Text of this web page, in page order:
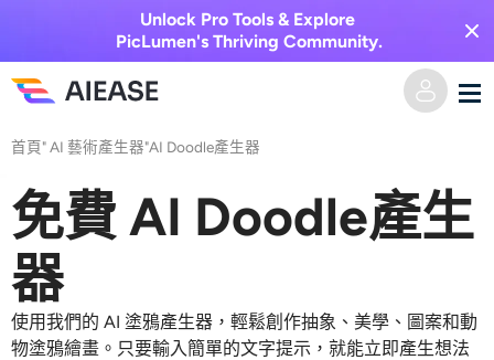
Unlock Pro Tools & Explore
PicLumen's Thriving Community.
家
AI視頻
文字轉視頻
圖像轉視頻
視覺特效
AI圖像
首頁"AI 藝術產生器"AI Doodle產生器
免費 AI Doodle產生
器
使用我們的 AI 塗鴉產生器，輕鬆創作抽象、美學、圖案和動
物塗鴉繪畫。只要輸入簡單的文字提示，就能立即產生想法